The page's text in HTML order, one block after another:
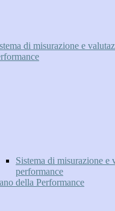
di misurazione e
Sistema di misurazione e
performance
della Performance